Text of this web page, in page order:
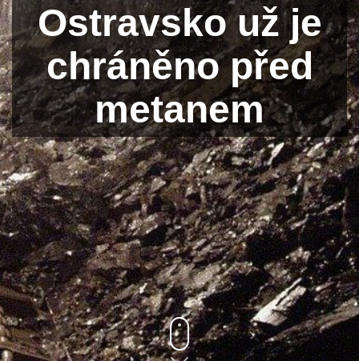
Ostravsko už je
chráněno před
metanem